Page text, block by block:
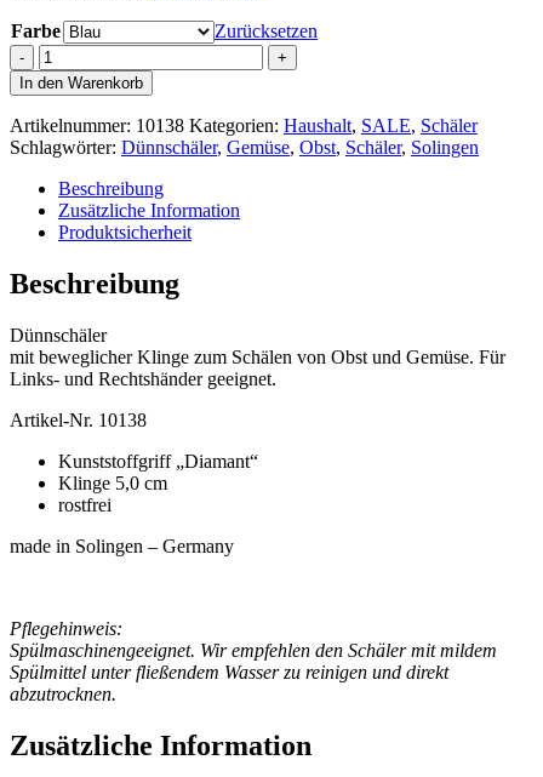
Farbe
Zurücksetzen
Dünnschäler
Menge
In den Warenkorb
Artikelnummer: 10138 Kategorien: Haushalt, SALE, Schäler
Schlagwörter: Dünnschäler, Gemüse, Obst, Schäler, Solingen
Beschreibung
Zusätzliche Information
Produktsicherheit
Beschreibung
Dünnschäler
mit beweglicher Klinge zum Schälen von Obst und Gemüse. Für
Links- und Rechtshänder geeignet.
Artikel-Nr. 10138
Kunststoffgriff „Diamant“
Klinge 5,0 cm
rostfrei
made in Solingen – Germany
Pflegehinweis:
Spülmaschinengeeignet. Wir empfehlen den Schäler mit mildem
Spülmittel unter fließendem Wasser zu reinigen und direkt
abzutrocknen.
Zusätzliche Information